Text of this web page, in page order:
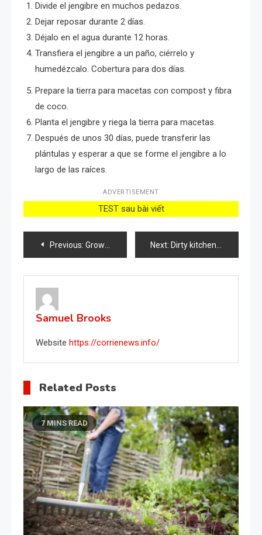
Divide el jengibre en muchos pedazos.
Dejar reposar durante 2 días.
Déjalo en el agua durante 12 horas.
Transfiera el jengibre a un paño, ciérrelo y
humedézcalo. Cobertura para dos días.
Prepare la tierra para macetas con compost y fibra
de coco.
Planta el jengibre y riega la tierra para macetas.
Después de unos 30 días, puede transferir las
plántulas y esperar a que se forme el jengibre a lo
largo de las raíces.
ADVERTISEMENT
TEST sau bài viết
Post
navigation
Previous: Growing Grapes from Grapefruit in Eggs Using Aloe Vera: A Unique Planting Method Next: Dirty kitchen floor: here’s how to make it shine again.
Samuel Brooks
Website https://corrienews.info/
Related Posts
7 MINS READ